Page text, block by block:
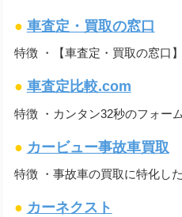
● 車査定・買取の窓口
特徴 ・【車査定・買取の窓口
● 車査定比較.com
特徴 ・カンタン32秒のフォー
● カービュー事故車買取
特徴 ・事故車の買取に特化し
● カーネクスト